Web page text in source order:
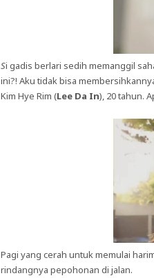
Si gadis berlari sedih memanggil
ini?! Aku tidak bisa
Kim Hye Rim (Lee Da In), 20 tahun.
Pagi yang cerah untuk memulai
rindangnya pepohonan di jalan.